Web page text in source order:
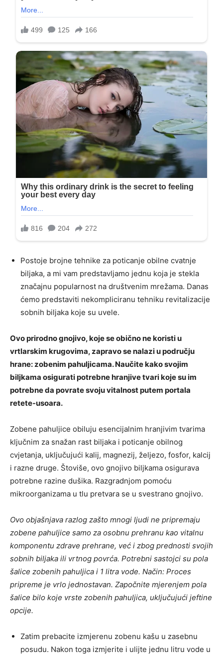
Postoje brojne tehnike za poticanje obilne cvatnje
biljaka, a mi vam predstavljamo jednu koja je stekla
značajnu popularnost na društvenim mrežama. Danas
ćemo predstaviti nekompliciranu tehniku ​​revitalizacije
sobnih biljaka koje su uvele.
Ovo prirodno gnojivo, koje se obično ne koristi u
vrtlarskim krugovima, zapravo se nalazi u području
hrane: zobenim pahuljicama. Naučite kako svojim
biljkama osigurati potrebne hranjive tvari koje su im
potrebne da povrate svoju vitalnost putem portala
retete-usoara.
Zobene pahuljice obiluju esencijalnim hranjivim tvarima
ključnim za snažan rast biljaka i poticanje obilnog
cvjetanja, uključujući kalij, magnezij, željezo, fosfor, kalcij
i razne druge. Štoviše, ovo gnojivo biljkama osigurava
potrebne razine dušika. Razgradnjom pomoću
mikroorganizama u tlu pretvara se u svestrano gnojivo.
Ovo objašnjava razlog zašto mnogi ljudi ne pripremaju
zobene pahuljice samo za osobnu prehranu kao vitalnu
komponentu zdrave prehrane, već i zbog prednosti svojih
sobnih biljaka ili vrtnog povrća. Potrebni sastojci su pola
šalice zobenih pahuljica i 1 litra vode. Način: Proces
pripreme je vrlo jednostavan. Započnite mjerenjem pola
šalice bilo koje vrste zobenih pahuljica, uključujući jeftine
opcije.
Zatim prebacite izmjerenu zobenu kašu u zasebnu
posudu. Nakon toga izmjerite i ulijte jednu litru vode u